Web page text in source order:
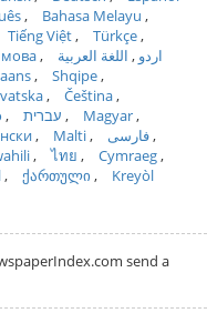
Bahasa Melayu
Tiếng Việt
Türkçe
мова اردو
اللغة العربية
Shqipe
Čeština
עברית
Magyar
Malti
فارسی
ไทย
Cymraeg
ქართული
Kreyòl
send a